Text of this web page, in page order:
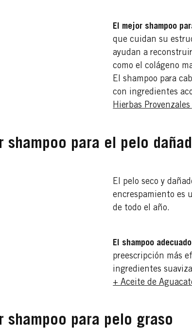
El mejor shampoo
que cuidan su
ayudan a
como el colágeno
El shampoo para
con ingredientes
Hierbas
shampoo para el pelo
El pelo seco y
encrespamiento es
de todo el año.
El shampoo
preescripción más
ingredientes
+ Aceite de
shampoo para pelo graso